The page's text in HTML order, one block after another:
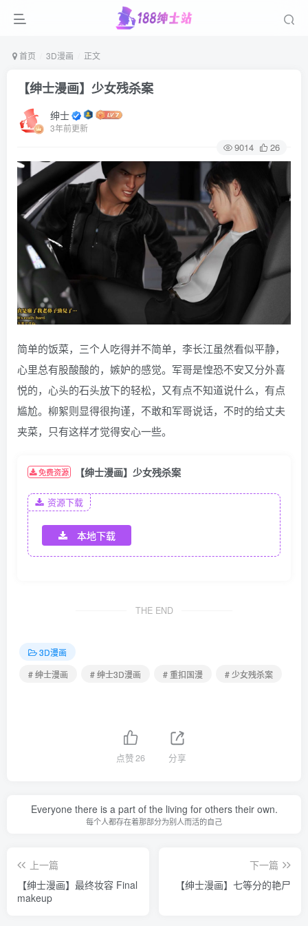
首页 3D漫画 正文
【绅士漫画】少女残杀案
绅士
3年前更新
9014 26
简单的饭菜，三个人吃得并不简单，李长江虽然看似平静，
心里总有股酸酸的，嫉妒的感觉。军哥是惶恐不安又分外喜
悦的，心头的石头放下的轻松，又有点不知道说什么，有点
尴尬。柳絮则显得很拘谨，不敢和军哥说话，不时的给丈夫
夹菜，只有这样才觉得安心一些。
免费资源 【绅士漫画】少女残杀案
资源下载
本地下载
THE END
3D漫画
# 绅士漫画
# 绅士3D漫画 # 重扣国漫 # 少女残杀案
点赞26 分享
Everyone there is a part of the living for others their own.
每个人都存在着那部分为别人而活的自己
上一篇
【绅士漫画】最终妆容 Final
makeup
下一篇
【绅士漫画】七等分的艳尸